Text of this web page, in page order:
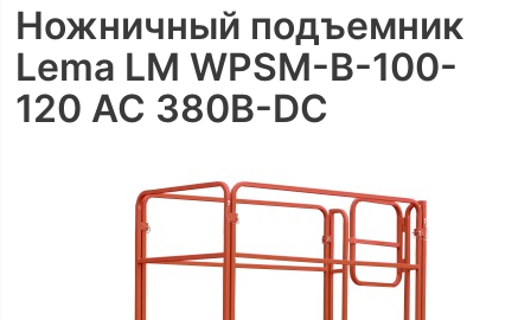
Ножничный подъемник
Lema LM WPSM-B-100-
120 AC 380B-DC